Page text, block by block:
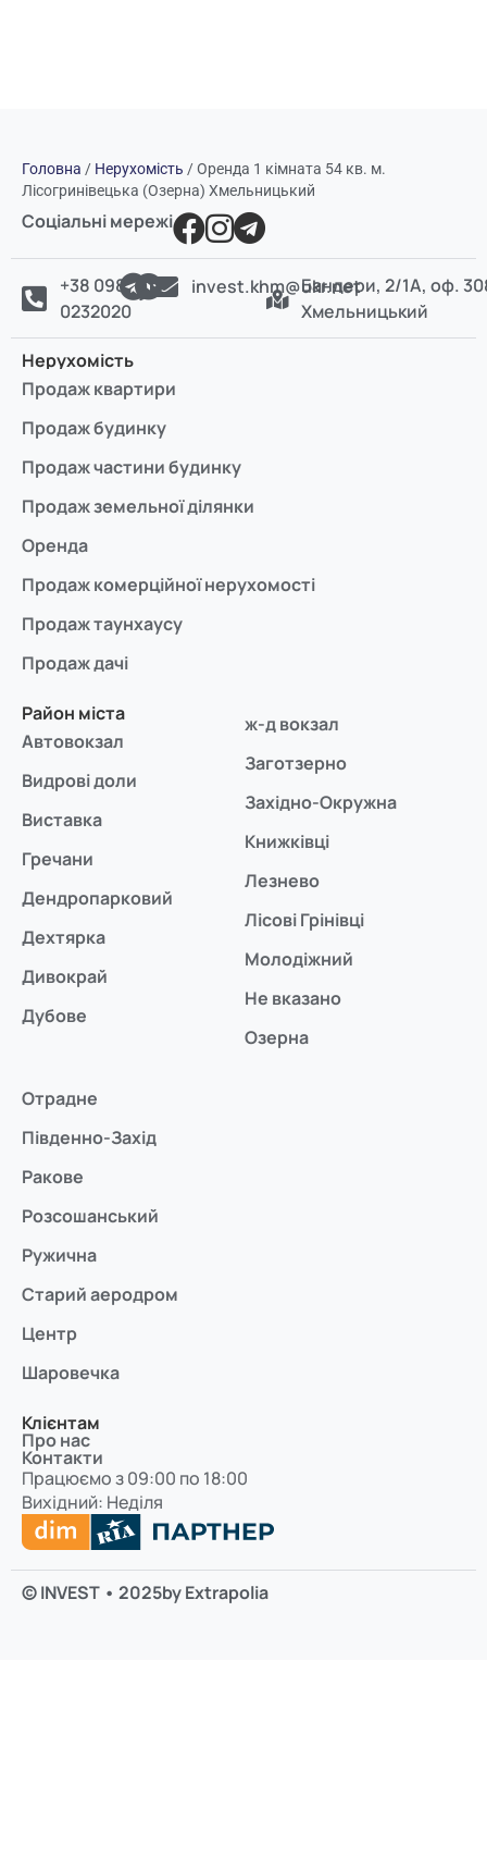
Головна / Нерухомість /Оренда 1 кімната 54 кв. м.
Лісогринівецька (Озерна) Хмельницький
Соціальні мережі
+38 098
0232020
invest.khm@ukr.netБандери, 2/1А, оф.
Хмельницький
Нерухомість
Продаж квартири
Продаж будинку
Продаж частини будинку
Продаж земельної ділянки
Оренда
Продаж комерційної нерухомості
Продаж таунхаусу
Продаж дачі
Район міста
Автовокзал
Видрові доли
Виставка
Гречани
Дендропарковий
Дехтярка
Дивокрай
Дубове
ж-д вокзал
Заготзерно
Західно-Окружна
Книжківці
Лезнево
Лісові Грінівці
Молодіжний
Не вказано
Озерна
Отрадне
Південно-Захід
Ракове
Розсошанський
Ружична
Старий аеродром
Центр
Шаровечка
Клієнтам
Про нас
Контакти
Працюємо з 09:00 по 18:00
Вихідний: Неділя
© INVEST • 2025by Extrapolia